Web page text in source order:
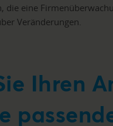
die eine
Veränderungen.
Ihren